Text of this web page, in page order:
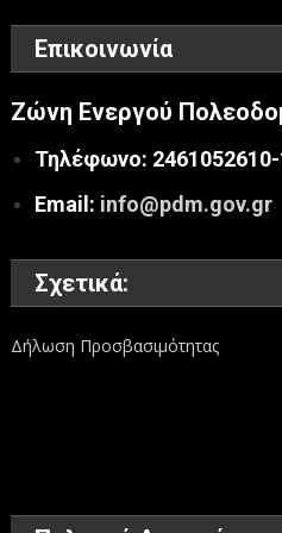
Επικοινωνία
Ζώνη Ενεργού
Τηλέφωνο:
Email: info@pdm.gov.gr
Σχετικά:
Δήλωση Προσβασιμότητας